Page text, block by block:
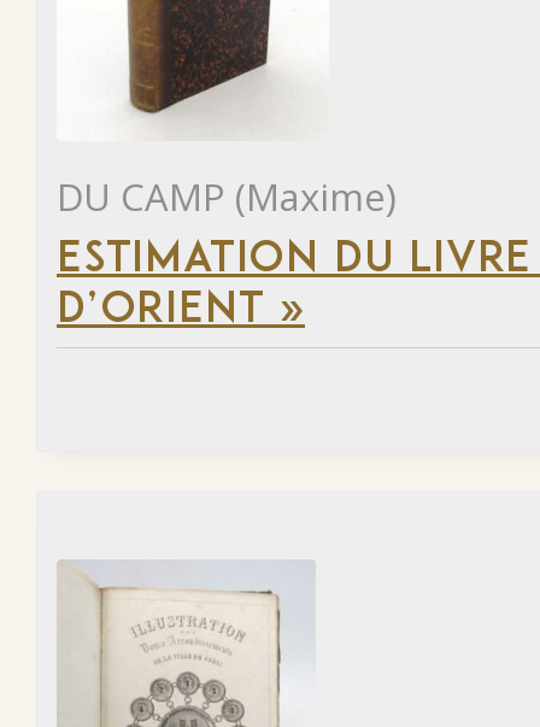
DU CAMP (Maxime)
ESTIMATION DU
D’ORIENT »